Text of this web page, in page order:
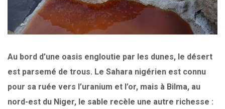
Au bord d’une oasis engloutie par les dunes, le désert
est parsemé de trous. Le Sahara nigérien est connu
pour sa ruée vers l’uranium et l’or, mais à Bilma, au
nord-est du Niger, le sable recèle une autre richesse :